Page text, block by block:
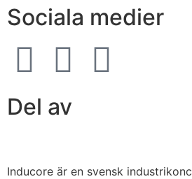
Sociala medier
Del av
Inducore är en svensk